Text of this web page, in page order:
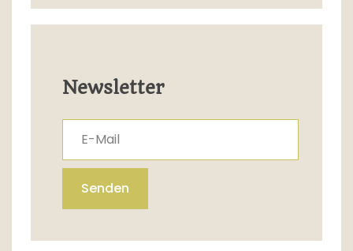
Newsletter
E-Mail
Senden